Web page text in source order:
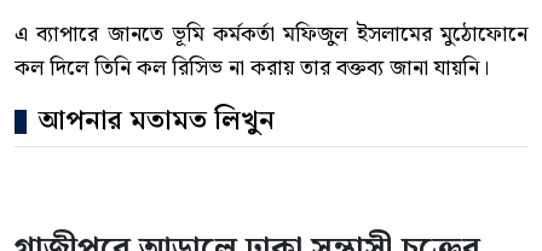
এ ব্যাপারে জানতে ভূমি কর্মকর্তা মফিজুল ইসলামের মুঠোফোনে
কল দিলে তিনি কল রিসিভ না করায় তার বক্তব্য জানা যায়নি।
আপনার মতামত লিখুন